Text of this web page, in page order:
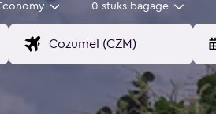
0 stuks bagage